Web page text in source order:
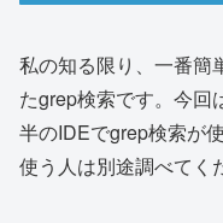
私の知る限り、一番簡
たgrep検索です。今回
半のIDEでgrep検索が
使う人は別途調べてく